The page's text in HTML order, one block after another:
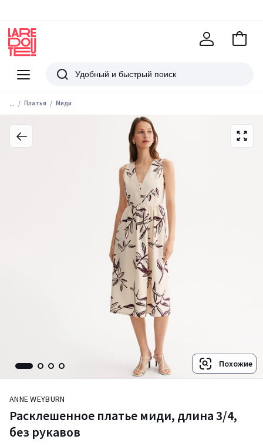
Меню
Redoute
Поиск
В
... Платья Миди
Похожие
ANNE WEYBURN
Расклешенное платье миди, длина 3/4,
без рукавов